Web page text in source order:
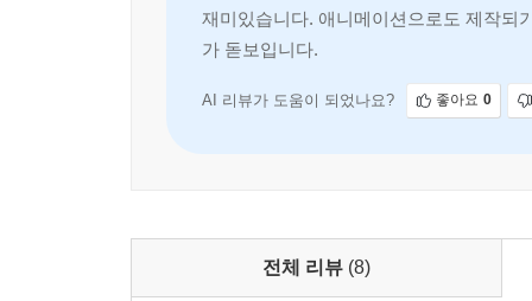
재미있습니다. 애니메이션으로도 제작되
가 돋보입니다.
AI 리뷰가 도움이 되었나요? 좋아요 0
전체 리뷰 (8)